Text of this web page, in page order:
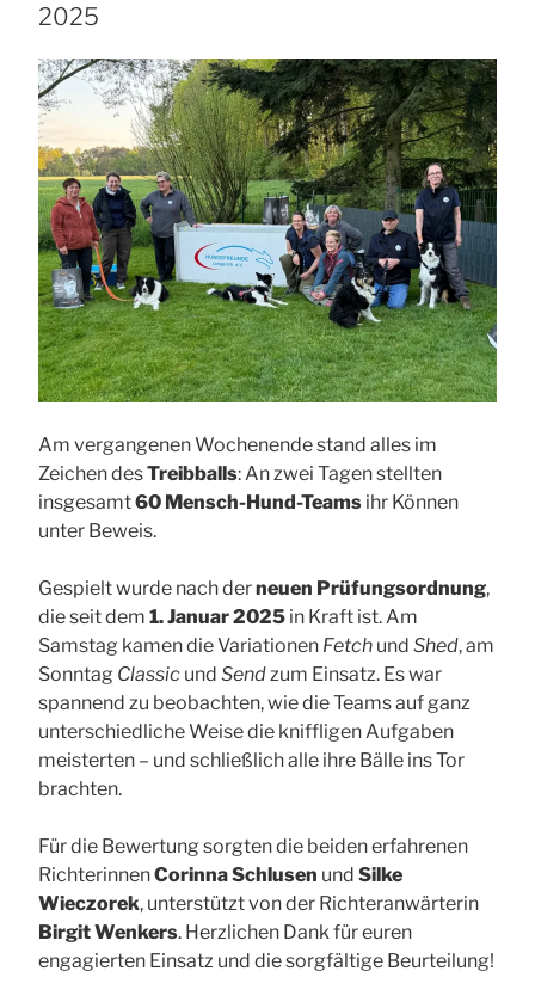
2025
Am vergangenen Wochenende stand alles im
Zeichen desTreibballs: An zwei Tagen stellten
insgesamt60 Mensch-Hund-Teams ihr Können
unter Beweis.
Gespielt wurde nach derneuen Prüfungsordnung,
die seit dem 1. Januar 2025 in Kraft ist. Am
Samstag kamen die Variationen Fetch und Shed, am
Sonntag Classic und Sendzum Einsatz. Es war
spannend zu beobachten, wie die Teams auf ganz
unterschiedliche Weise die kniffligen Aufgaben
meisterten – und schließlich alle ihre Bälle ins Tor
brachten.
Für die Bewertung sorgten die beiden erfahrenen
RichterinnenCorinna Schlusen und Silke
Wieczorek, unterstützt von der Richteranwärterin
Birgit Wenkers. Herzlichen Dank für euren
engagierten Einsatz und die sorgfältige Beurteilung!